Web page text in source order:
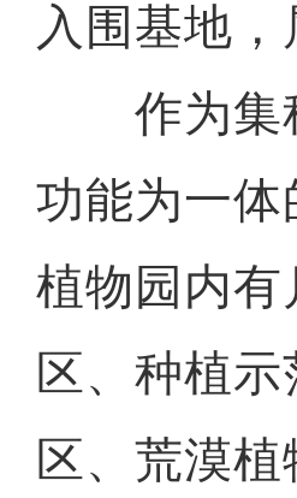
入围基地
作为集科
功能为一
植物园内
区、种植
区、荒漠